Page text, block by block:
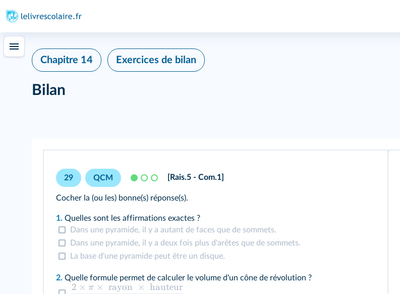
Chapitre 14 Exercices de bilan
Bilan
29 QCM [Rais.5 - Com.1]
Cocher la (ou les) bonne(s) réponse(s).
1. Quelles sont les affirmations exactes ?
Dans une pyramide, il y a autant de faces que de sommets.
Dans une pyramide, il y a deux fois plus d'arêtes que de sommets.
La base d'une pyramide peut être un disque.
2. Quelle formule permet de calculer le volume d'un cône de révolution ?
2 × π × rayon × hauteur